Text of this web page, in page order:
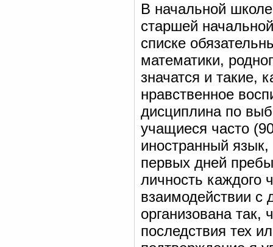
В начальной
старшей
списке
математики,
значатся и такие,
нравственное
дисциплина по
учащиеся часто
иностранный
первых дней
личность каждого
взаимодействии с
организована так,
последствия тех